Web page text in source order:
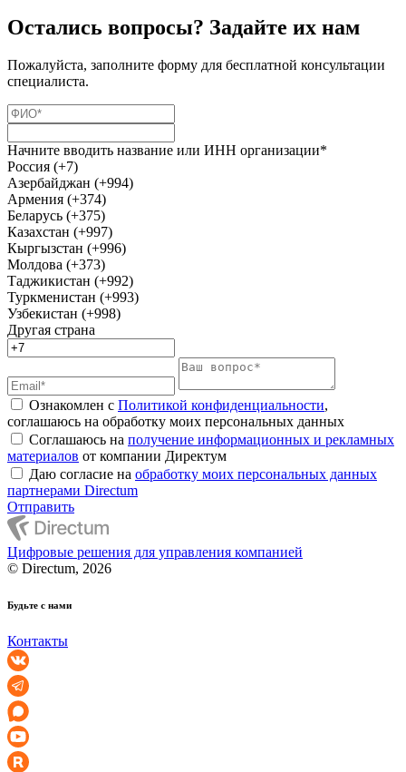
Остались вопросы? Задайте их нам
Пожалуйста, заполните форму для бесплатной консультации
специалиста.
Начните вводить название или ИНН организации*
Россия (+7)
Азербайджан (+994)
Армения (+374)
Беларусь (+375)
Казахстан (+997)
Кыргызстан (+996)
Молдова (+373)
Таджикистан (+992)
Туркменистан (+993)
Узбекистан (+998)
Другая страна
Ознакомлен с Политикой конфиденциальности,
соглашаюсь на обработку моих персональных данных
Соглашаюсь на получение информационных и рекламных
материалов от компании Директум
Даю согласие на обработку моих персональных данных
партнерами Directum
Отправить
Цифровые решения для управления компанией
© Directum, 2026
Будьте с нами
Контакты